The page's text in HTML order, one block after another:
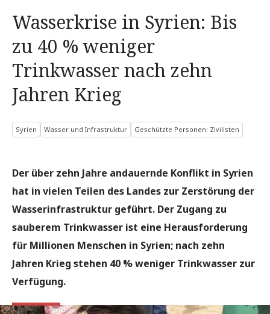
Wasserkrise in Syrien: Bis
zu 40 % weniger
Trinkwasser nach zehn
Jahren Krieg
Syrien Wasser und Infrastruktur Geschützte Personen: Zivilisten
Der über zehn Jahre andauernde Konflikt in Syrien
hat in vielen Teilen des Landes zur Zerstörung der
Wasserinfrastruktur geführt. Der Zugang zu
sauberem Trinkwasser ist eine Herausforderung
für Millionen Menschen in Syrien; nach zehn
Jahren Krieg stehen 40 % weniger Trinkwasser zur
Verfügung.